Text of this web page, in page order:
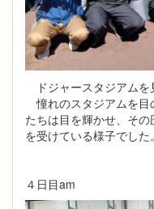
ドジャースタジアムを
憧れのスタジアムを目
たちは目を輝かせ、そ
を受けている様子でした。
４日目am